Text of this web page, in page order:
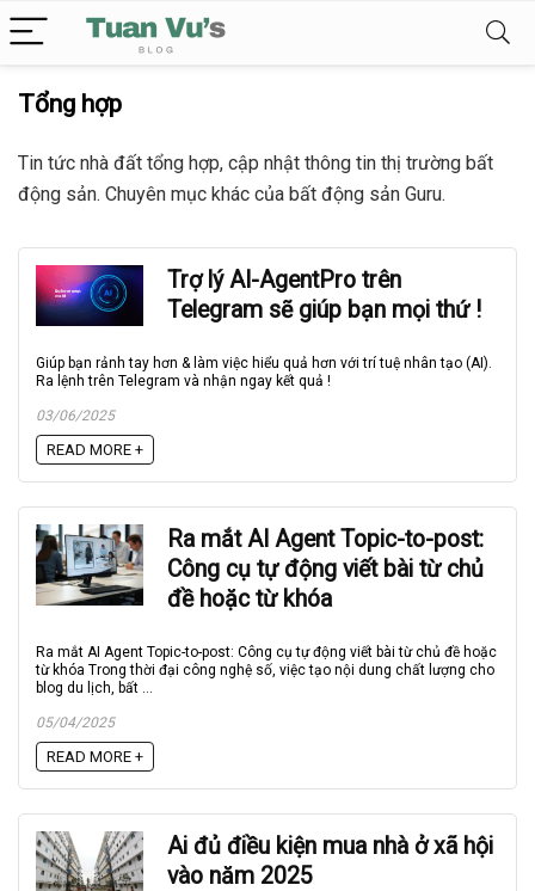
Tổng hợp
Tin tức nhà đất tổng hợp, cập nhật thông tin thị trường bất
động sản. Chuyên mục khác của bất động sản Guru.
Trợ lý AI-AgentPro trên
Telegram sẽ giúp bạn mọi thứ !
Giúp bạn rảnh tay hơn & làm việc hiểu quả hơn với trí tuệ nhân tạo (AI).
Ra lệnh trên Telegram và nhận ngay kết quả !
03/06/2025
READ MORE +
Ra mắt AI Agent Topic-to-post:
Công cụ tự động viết bài từ chủ
đề hoặc từ khóa
Ra mắt AI Agent Topic-to-post: Công cụ tự động viết bài từ chủ đề hoặc
từ khóa Trong thời đại công nghệ số, việc tạo nội dung chất lượng cho
blog du lịch, bất ...
05/04/2025
READ MORE +
Ai đủ điều kiện mua nhà ở xã hội
vào năm 2025